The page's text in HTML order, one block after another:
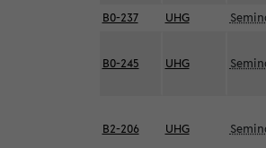
B0-237
UHG
B0-245 UHG
B2-206 UHG